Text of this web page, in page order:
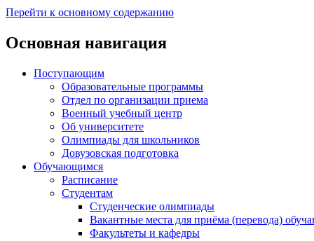
Перейти к основному содержанию
Основная навигация
Поступающим
Образовательные программы
Отдел по организации приема
Военный учебный центр
Об университете
Олимпиады для школьников
Довузовская подготовка
Обучающимся
Расписание
Студентам
Студенческие олимпиады
Вакантные места для приёма (перевода)
Факультеты и кафедры